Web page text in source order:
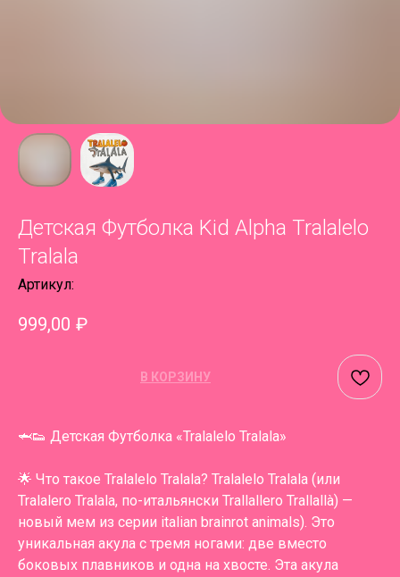
Детская Футболка Kid Alpha Tralalelo
Tralala
Артикул:
999,00 ₽
В КОРЗИНУ
🦈👟 Детская Футболка «Tralalelo Tralala»
🌟 Что такое Tralalelo Tralala? Tralalelo Tralala (или
Tralalero Tralala, по-итальянски Trallallero Trallallà) —
новый мем из серии italian brainrot animals). Это
уникальная акула с тремя ногами: две вместо
боковых плавников и одна на хвосте. Эта акула